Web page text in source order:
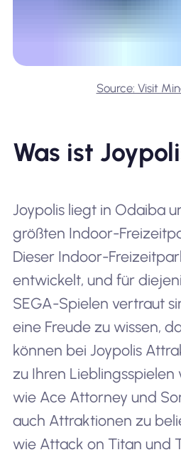
Source: Visit
Was ist
Joypolis liegt in Odaiba
größten Indoor-
Dieser Indoor-
entwickelt, und für
SEGA-Spielen vertraut
eine Freude zu wissen,
können bei Joypolis
zu Ihren Lieblingsspielen
wie Ace Attorney und
auch Attraktionen zu
wie Attack on Titan und